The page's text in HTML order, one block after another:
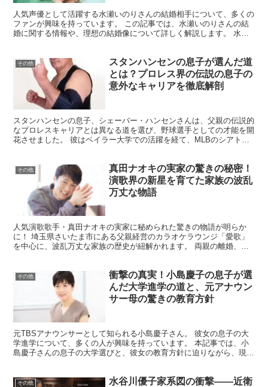
人気声優として活躍する水瀬いのりさんの結婚相手について、多くの
ファンが興味を持っています。 この記事では、水瀬いのりさんの結
婚に関する情報や、理想の結婚像について詳しく解説します。 水瀬
その他
スタンハンセンの息子が選んだ道
とは？プロレス界の伝説の息子の
意外なキャリアを徹底解剖
スタンハンセンの息子、シェーバー・ハンセンさんは、父親の伝説的
なプロレスキャリアとは異なる道を選び、野球選手としての才能を開
花させました。 彼はベイラー大学での活躍を経て、MLBのシアト
その他
真田ナオキの実家の驚きの秘密！
演歌界の新星を育てた家族の波乱
万丈な物語
人気演歌歌手・真田ナオキの実家に秘められた驚きの物語が明らか
に！ 埼玉県さいたま市にある父親経営のカラオケラウンジ「愛歌」
を中心に、波乱万丈な家族の歴史が紐解かれます。 両親の離婚、厳
その他
衝撃の真実！小島慶子の息子が選
んだ大学進学の道と、元アナウン
サー母の驚きの教育方針
元TBSアナウンサーとして知られる小島慶子さん。 彼女の息子の大
学進学について、多くの人が興味を持っています。 本記事では、小
島慶子さんの息子の大学選びと、彼女の教育方針に迫りながら、現代
その他
水谷川優子家系図の衝撃――近衛